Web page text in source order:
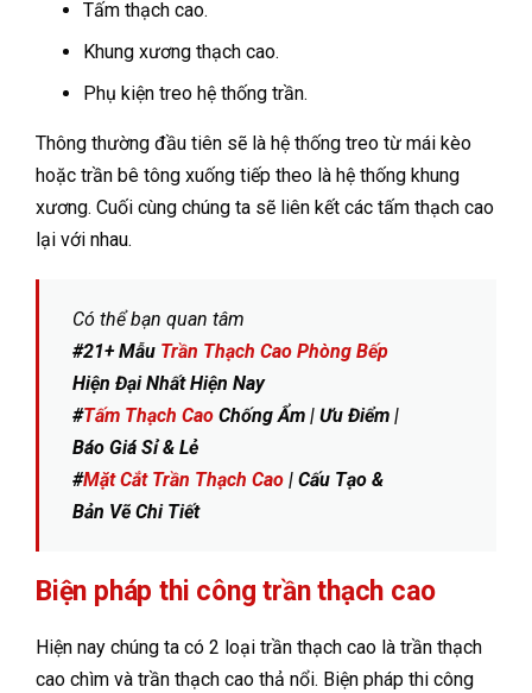
Tấm thạch cao.
Khung xương thạch cao.
Phụ kiện treo hệ thống trần.
Thông thường đầu tiên sẽ là hệ thống treo từ mái kèo
hoặc trần bê tông xuống tiếp theo là hệ thống khung
xương. Cuối cùng chúng ta sẽ liên kết các tấm thạch cao
lại với nhau.
Có thể bạn quan tâm
#21+ Mẫu Trần Thạch Cao Phòng Bếp
Hiện Đại Nhất Hiện Nay
#Tấm Thạch Cao Chống Ẩm | Ưu Điểm |
Báo Giá Sỉ & Lẻ
#Mặt Cắt Trần Thạch Cao | Cấu Tạo &
Bản Vẽ Chi Tiết
Biện pháp thi công trần thạch cao
Hiện nay chúng ta có 2 loại trần thạch cao là trần thạch
cao chìm và trần thạch cao thả nổi. Biện pháp thi công